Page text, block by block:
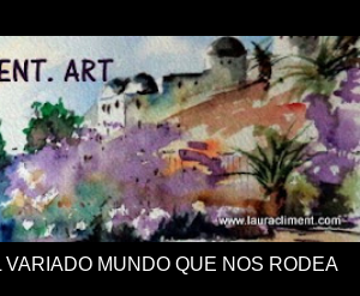
MUNDO QUE NOS RODEA